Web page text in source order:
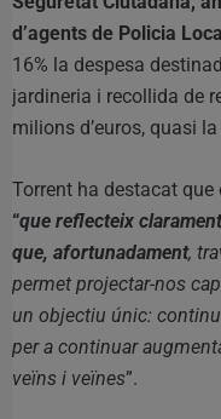
d’agents de Policia
16% la despesa
jardineria i recollida de
milions d’euros, quasi
Torrent ha destacat que
“que reflecteix
que, afortunadament,
permet projectar-nos
un objectiu únic:
per a continuar
veïns i veïnes”.